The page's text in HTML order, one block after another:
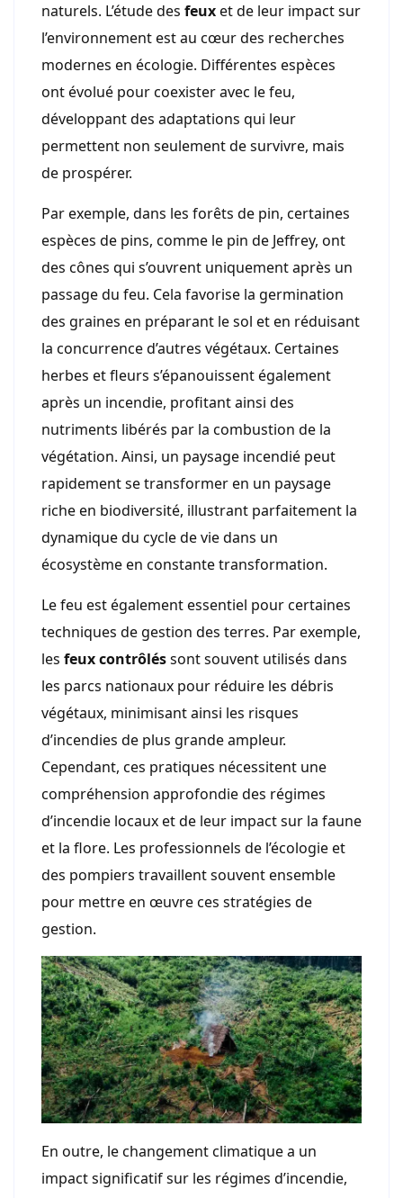
naturels. L’étude des feuxet de leur impact sur
l’environnement est au cœur des recherches
modernes en écologie. Différentes espèces
ont évolué pour coexister avec le feu,
développant des adaptations qui leur
permettent non seulement de survivre, mais
de prospérer.
Par exemple, dans les forêts de pin, certaines
espèces de pins, comme le pin de Jeffrey, ont
des cônes qui s’ouvrent uniquement après un
passage du feu. Cela favorise la germination
des graines en préparant le sol et en réduisant
la concurrence d’autres végétaux. Certaines
herbes et fleurs s’épanouissent également
après un incendie, profitant ainsi des
nutriments libérés par la combustion de la
végétation. Ainsi, un paysage incendié peut
rapidement se transformer en un paysage
riche en biodiversité, illustrant parfaitement la
dynamique du cycle de vie dans un
écosystème en constante transformation.
Le feu est également essentiel pour certaines
techniques de gestion des terres. Par exemple,
les feux contrôléssont souvent utilisés dans
les parcs nationaux pour réduire les débris
végétaux, minimisant ainsi les risques
d’incendies de plus grande ampleur.
Cependant, ces pratiques nécessitent une
compréhension approfondie des régimes
d’incendie locaux et de leur impact sur la faune
et la flore. Les professionnels de l’écologie et
des pompiers travaillent souvent ensemble
pour mettre en œuvre ces stratégies de
gestion.
En outre, le changement climatique a un
impact significatif sur les régimes d’incendie,